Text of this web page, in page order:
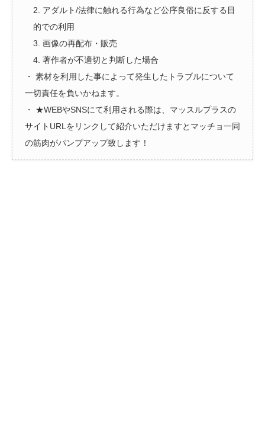
2. アダルト/法律に触れる行為など公序良俗に反する目
的での利用
3. 画像の再配布・販売
4. 著作者が不適切と判断した場合
・ 素材を利用した事によって発生したトラブルについて
一切責任を負いかねます。
・ ★WEBやSNSにて利用される際は、マッスルプラスの
サイトURLをリンクして紹介いただけますとマッチョ一同
の筋肉がパンプアップ致します！